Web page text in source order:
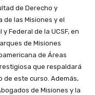
de Derecho y
de las Misiones y el
Federal de la UCSF, en
de Misiones
de Áreas
que respaldará
de este curso. Además,
de Misiones y la